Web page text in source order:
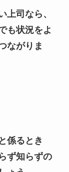
上司なら、
も状況をよ
ながりま
係るとき
ず知らずの